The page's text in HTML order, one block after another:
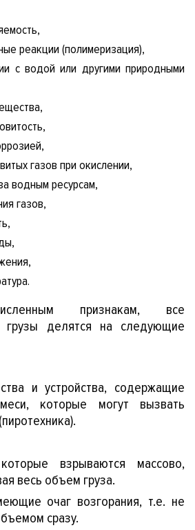
реакции (полимеризация),
с водой или другими природными
газов при окислении,
водным ресурсам,
газов,
признакам, все
грузы делятся на следующие
и устройства, содержащие
которые могут вызвать
взрываются массово,
весь объем груза.
очаг возгорания, т.е. не
сразу.